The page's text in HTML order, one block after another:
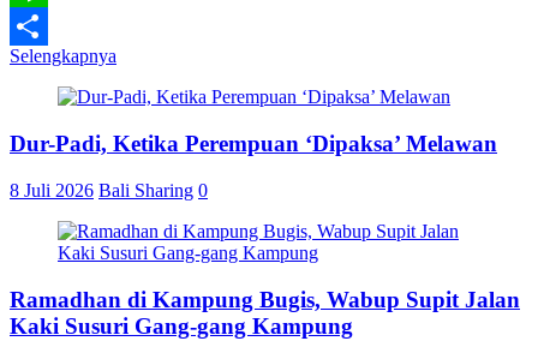
Line
Share
Selengkapnya
Dur-Padi, Ketika Perempuan ‘Dipaksa’ Melawan
8 Juli 2026 Bali Sharing 0
Ramadhan di Kampung Bugis, Wabup Supit Jalan
Kaki Susuri Gang-gang Kampung